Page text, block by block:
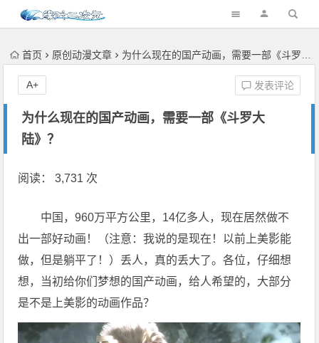
首页 原创动漫文章 为什么现在的国产动画，需要一部《斗罗大陆》？
为什么现在的国产动画，需要一部《斗罗大
陆》？
发表评论
A+
阅读： 3,731 次
中国，960万平方公里，14亿多人，现在居然做不
出一部好动画！（注意：我说的是现在！以前上美影能
做，但是躺平了！）丢人，真的丢大了。各位，仔细想
想，当初给你们梦想的国产动画，给人希望的，大部分
是不是上美影的动画作品？